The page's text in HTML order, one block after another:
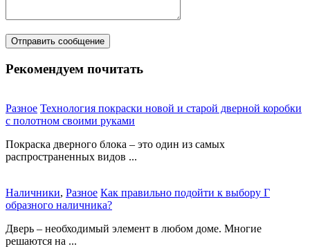
Рекомендуем почитать
Разное Технология покраски новой и старой дверной коробки
с полотном своими руками
Покраска дверного блока – это один из самых
распространенных видов ...
Наличники, Разное Как правильно подойти к выбору Г
образного наличника?
Дверь – необходимый элемент в любом доме. Многие
решаются на ...